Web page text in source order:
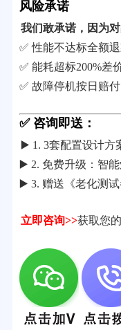
风险承诺
我们敢承诺，因为
✅ 性能不达标全额
✅ 能耗超标200%差
✅ 故障停机按日赔付
✅ 咨询即送：
▶️ 1. 3套配置设计方
▶️ 2. 免费升级：智
▶️ 3. 赠送《老化测
立即咨询>>获取您